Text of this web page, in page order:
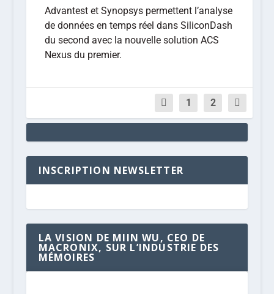
Advantest et Synopsys permettent l’analyse
de données en temps réel dans SiliconDash
du second avec la nouvelle solution ACS
Nexus du premier.
1 2
INSCRIPTION NEWSLETTER
LA VISION DE MIIN WU, CEO DE
MACRONIX, SUR L’INDUSTRIE DES
MÉMOIRES